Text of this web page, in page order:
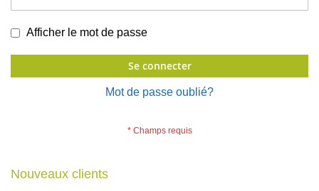
Afficher le mot de passe
Se connecter
Mot de passe oublié?
Nouveaux clients